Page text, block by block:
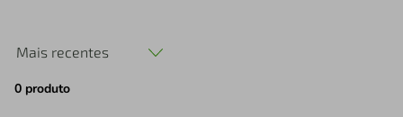
Mais recentes
0 produto
2º